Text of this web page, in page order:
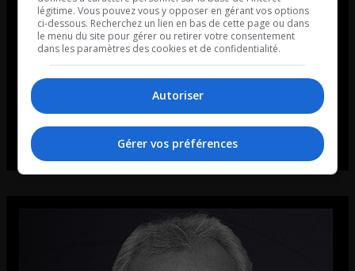
légitime. Vous pouvez vous y opposer en gérant vos options
ci-dessous. Recherchez un lien en bas de cette page ou dans
le menu du site pour gérer ou retirer votre consentement
dans les paramètres des cookies et de confidentialité.
Autoriser
Gérer vos préférences